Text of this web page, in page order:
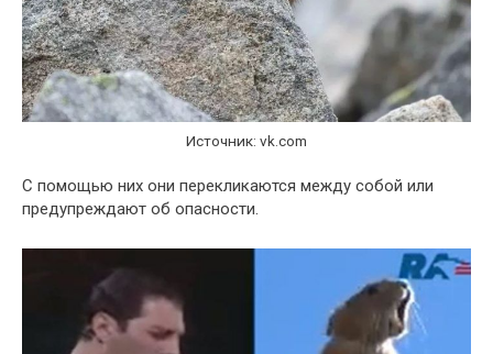
Источник: vk.com
С помощью них они перекликаются между собой или
предупреждают об опасности.